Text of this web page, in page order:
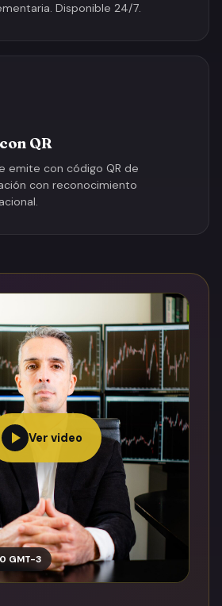
Disponible 24/7.
QR
emite con código QR de
con reconocimiento
Ver video
GMT-3